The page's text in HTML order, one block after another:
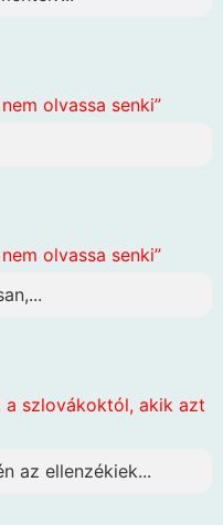
olvassa senki”
olvassa senki”
szlovákoktól, akik azt
az ellenzékiek...